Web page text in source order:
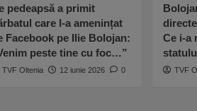
pedeapsă a primit
care l-a amenințat
Facebook pe Ilie Bolojan:
peste tine cu foc…”
TVF Oltenia 12 iunie 2026 0
Ce i-a
TVF